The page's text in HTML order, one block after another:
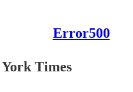
Error500
Times